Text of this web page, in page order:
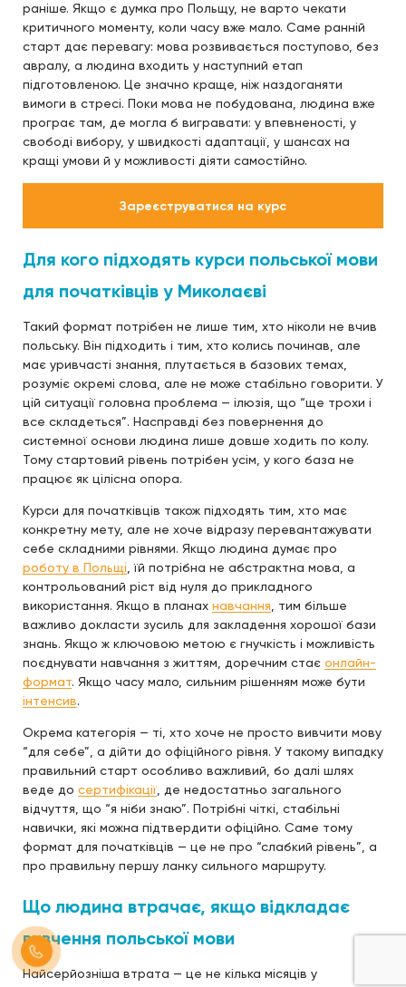
раніше. Якщо є думка про Польщу, не варто чекати
критичного моменту, коли часу вже мало. Саме ранній
старт дає перевагу: мова розвивається поступово, без
авралу, а людина входить у наступний етап
підготовленою. Це значно краще, ніж наздоганяти
вимоги в стресі. Поки мова не побудована, людина вже
програє там, де могла б вигравати: у впевненості, у
свободі вибору, у швидкості адаптації, у шансах на
кращі умови й у можливості діяти самостійно.
Зареєструватися на курс
Для кого підходять курси польської мови
для початківців у Миколаєві
Такий формат потрібен не лише тим, хто ніколи не вчив
польську. Він підходить і тим, хто колись починав, але
має уривчасті знання, плутається в базових темах,
розуміє окремі слова, але не може стабільно говорити. У
цій ситуації головна проблема — ілюзія, що “ще трохи і
все складеться”. Насправді без повернення до
системної основи людина лише довше ходить по колу.
Тому стартовий рівень потрібен усім, у кого база не
працює як цілісна опора.
Курси для початківців також підходять тим, хто має
конкретну мету, але не хоче відразу перевантажувати
себе складними рівнями. Якщо людина думає про
роботу в Польщі , їй потрібна не абстрактна мова, а
контрольований ріст від нуля до прикладного
використання. Якщо в планах навчання , тим більше
важливо докласти зусиль для закладення хорошої бази
знань. Якщо ж ключовою метою є гнучкість і можливість
поєднувати навчання з життям, доречним стає онлайн-
формат. Якщо часу мало, сильним рішенням може бути
інтенсив.
Окрема категорія — ті, хто хоче не просто вивчити мову
“для себе”, а дійти до офіційного рівня. У такому випадку
правильний старт особливо важливий, бо далі шлях
веде до сертифікації , де недостатньо загального
відчуття, що “я ніби знаю”. Потрібні чіткі, стабільні
навички, які можна підтвердити офіційно. Саме тому
формат для початківців — це не про “слабкий рівень”, а
про правильну першу ланку сильного маршруту.
Що людина втрачає, якщо відкладає
вивчення польської мови
Найсерйозніша втрата — це не кілька місяців у